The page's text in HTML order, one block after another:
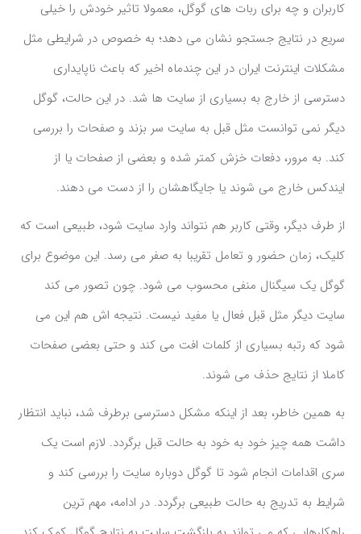
کاربران و چه برای ربات های گوگل، معمولا تاثیر خودش را خیلی
سریع در نتایج جستجو نشان می دهد؛ به خصوص در شرایطی مثل
مشکلات اینترنت ایران در این چندماه اخیر که باعث ناپایداری
دسترسی از خارج به بسیاری از سایت ها شد. در این حالت، گوگل
دیگر نمی توانست مثل قبل به سایت سر بزند و صفحات را بررسی
کند. به مرور، دفعات خزش کمتر شده و بعضی از صفحات یا از
ایندکس خارج می شوند یا جایگاهشان را از دست می دهند.
از طرف دیگر، وقتی کاربر هم نتواند وارد سایت شود، طبیعی است که
کلیک، زمان حضور و تعامل تقریبا به صفر می رسد. این موضوع برای
گوگل یک سیگنال منفی محسوب می شود. چون تصور می کند
سایت دیگر مثل قبل فعال یا مفید نیست. نتیجه اش هم این می
شود که رتبه بسیاری از کلمات افت می کند و حتی بعضی صفحات
کاملا از نتایج حذف می شوند.
به همین خاطر، بعد از اینکه مشکل دسترسی برطرف شد، نباید انتظار
داشت همه چیز خود به خود به حالت قبل برگردد. لازم است یک
سری اقدامات انجام شود تا گوگل دوباره سایت را بررسی کند و
شرایط به تدریج به حالت طبیعی برگردد. در ادامه، مهم ترین